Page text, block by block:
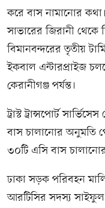
করে বাস নামানোর
সাভারের জিরানী থেকে
বিমানবন্দরের তৃতীয়
ইকবাল এন্টারপ্রাইজ
কেরানীগঞ্জ পর্যন্ত।
ট্রাস্ট ট্রান্সপোর্ট
বাস চালানোর অনুমতি
৩০টি এসি বাস চালানোর
ঢাকা সড়ক পরিবহন
আরটিসির সদস্য